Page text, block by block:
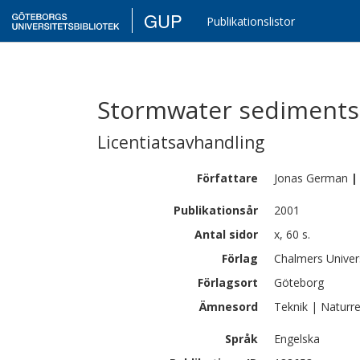
GUP Publikationslistor
Stormwater
Licentiatsavhandling
Författare Jonas German |
Publikationsår
2001
Antal sidor
x, 60 s.
Förlag
Chalmers
Förlagsort
Göteborg
Ämnesord
Teknik |
Språk
Engelska